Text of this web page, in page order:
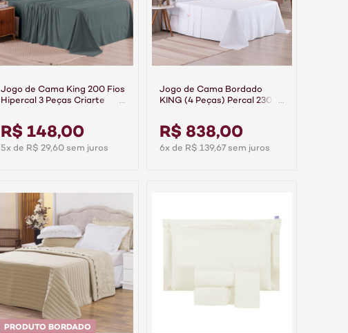
Jogo de Cama King 200 Fios
Hipercal 3 Peças Criarte
R$ 148,00
5x de R$ 29,60 sem juros
Jogo de Cama Bordado
KING (4 Peças) Percal 230
Quer Rosê
R$ 838,00
6x de R$ 139,67 sem juros
PRODUTO BORDADO